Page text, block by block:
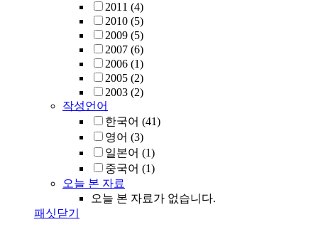
2011 (4)
2010 (5)
2009 (5)
2007 (6)
2006 (1)
2005 (2)
2003 (2)
작성언어
한국어 (41)
영어 (3)
일본어 (1)
중국어 (1)
오늘 본 자료
오늘 본 자료가 없습니다.
패싯닫기